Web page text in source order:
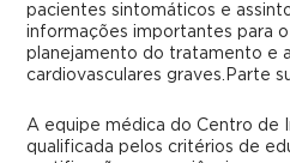
pacientes sintomáticos e
informações importantes para
planejamento do tratamento e
cardiovasculares graves.Parte
A equipe médica do Centro de
qualificada pelos critérios de